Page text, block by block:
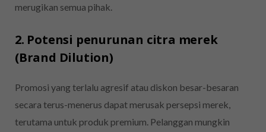
merugikan semua pihak.
2. Potensi penurunan citra merek
(Brand Dilution)
Promosi yang terlalu agresif atau diskon besar-besaran
secara terus-menerus dapat merusak persepsi merek,
terutama untuk produk premium. Pelanggan mungkin